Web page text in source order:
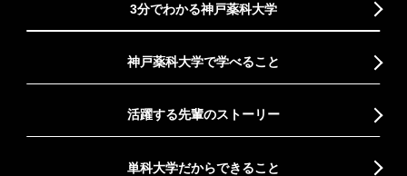
3分でわかる神戸薬科大学
神戸薬科大学で学べること
活躍する先輩のストーリー
単科大学だからできること